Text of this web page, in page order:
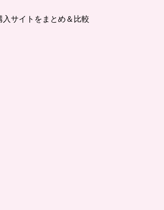
サイトをまとめ＆比較